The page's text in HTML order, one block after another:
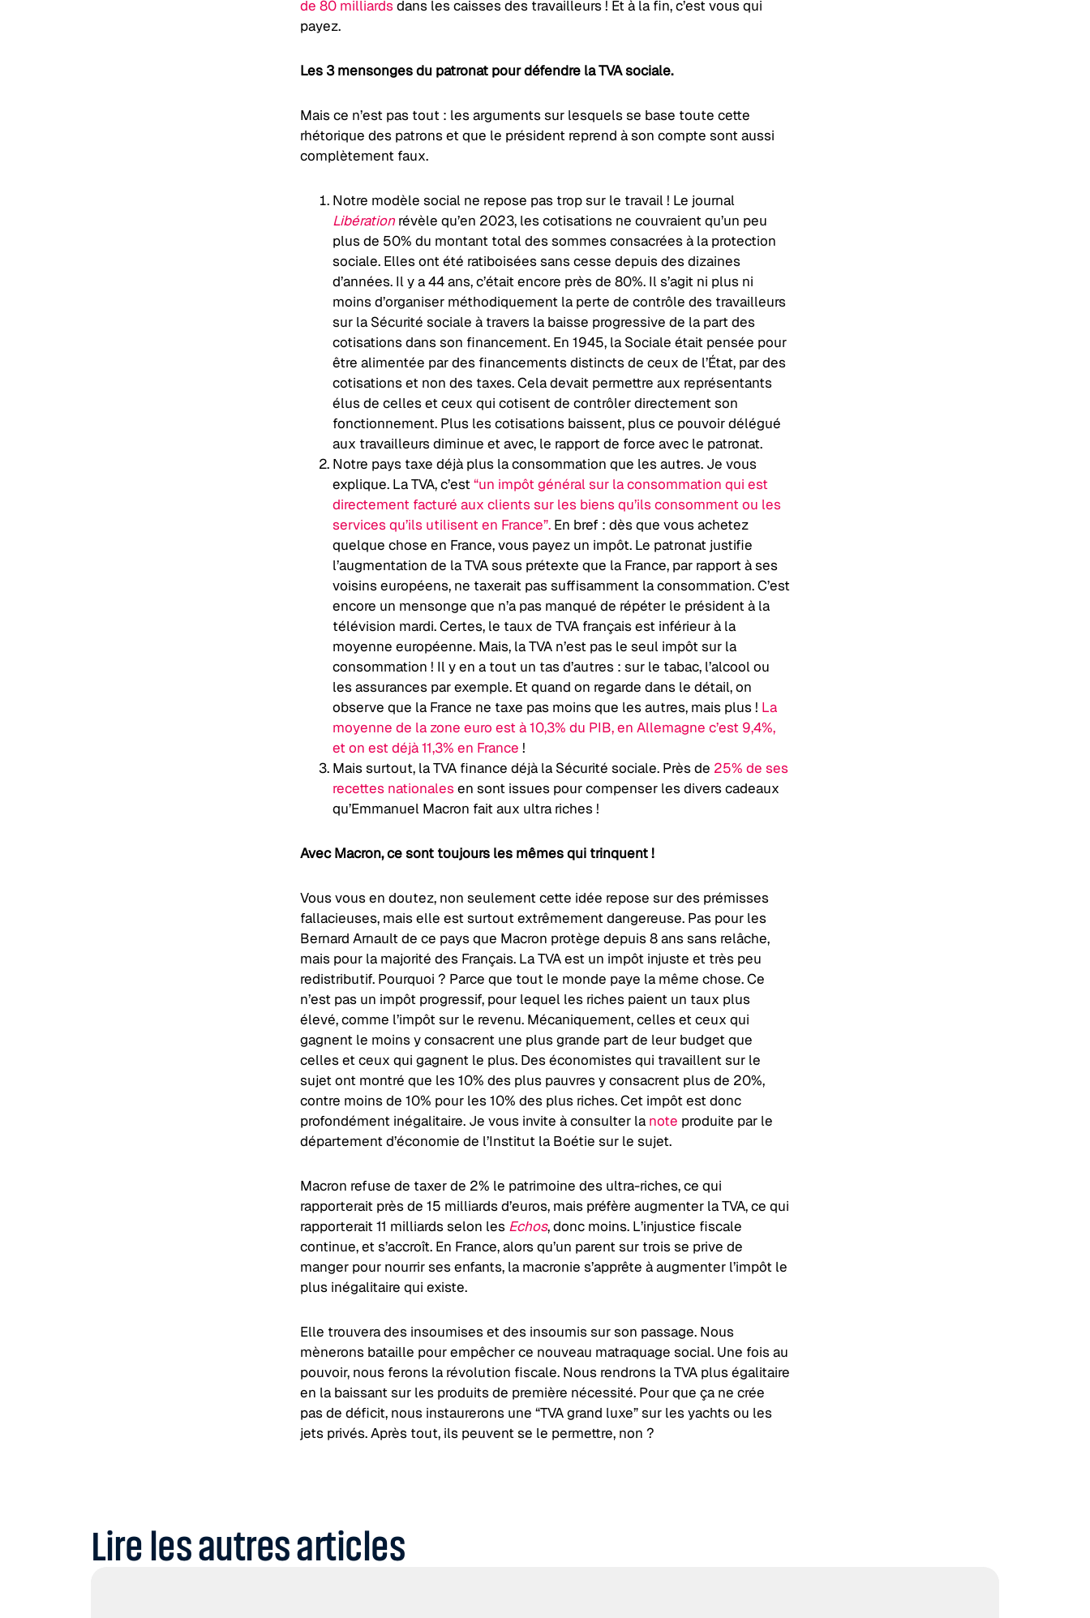
de 80 milliardsdans les caisses des travailleurs ! Et à la fin, c’est vous qui
payez.
Les 3 mensonges du patronat pour défendre la TVA sociale.
Mais ce n’est pas tout : les arguments sur lesquels se base toute cette
rhétorique des patrons et que le président reprend à son compte sont aussi
complètement faux.
Notre modèle social ne repose pas trop sur le travail ! Le journal
Libérationrévèle qu’en 2023, les cotisations ne couvraient qu’un peu
plus de 50% du montant total des sommes consacrées à la protection
sociale. Elles ont été ratiboisées sans cesse depuis des dizaines
d’années. Il y a 44 ans, c’était encore près de 80%. Il s’agit ni plus ni
moins d’organiser méthodiquement la perte de contrôle des travailleurs
sur la Sécurité sociale à travers la baisse progressive de la part des
cotisations dans son financement. En 1945, la Sociale était pensée pour
être alimentée par des financements distincts de ceux de l’État, par des
cotisations et non des taxes. Cela devait permettre aux représentants
élus de celles et ceux qui cotisent de contrôler directement son
fonctionnement. Plus les cotisations baissent, plus ce pouvoir délégué
aux travailleurs diminue et avec, le rapport de force avec le patronat.
Notre pays taxe déjà plus la consommation que les autres. Je vous
explique. La TVA, c’est“un impôt général sur la consommation qui est
directement facturé aux clients sur les biens qu’ils consomment ou les
services qu’ils utilisent en France”.En bref : dès que vous achetez
quelque chose en France, vous payez un impôt. Le patronat justifie
l’augmentation de la TVA sous prétexte que la France, par rapport à ses
voisins européens, ne taxerait pas suffisamment la consommation. C’est
encore un mensonge que n’a pas manqué de répéter le président à la
télévision mardi. Certes, le taux de TVA français est inférieur à la
moyenne européenne. Mais, la TVA n’est pas le seul impôt sur la
consommation ! Il y en a tout un tas d’autres : sur le tabac, l’alcool ou
les assurances par exemple. Et quand on regarde dans le détail, on
observe que la France ne taxe pas moins que les autres, mais plus ! La
moyenne de la zone euro est à 10,3% du PIB, en Allemagne c’est 9,4%,
et on est déjà 11,3% en France !
Mais surtout, la TVA finance déjà la Sécurité sociale. Près de 25% de ses
recettes nationalesen sont issues pour compenser les divers cadeaux
qu’Emmanuel Macron fait aux ultra riches !
Avec Macron, ce sont toujours les mêmes qui trinquent !
Vous vous en doutez, non seulement cette idée repose sur des prémisses
fallacieuses, mais elle est surtout extrêmement dangereuse. Pas pour les
Bernard Arnault de ce pays que Macron protège depuis 8 ans sans relâche,
mais pour la majorité des Français. La TVA est un impôt injuste et très peu
redistributif. Pourquoi ? Parce que tout le monde paye la même chose. Ce
n’est pas un impôt progressif, pour lequel les riches paient un taux plus
élevé, comme l’impôt sur le revenu. Mécaniquement, celles et ceux qui
gagnent le moins y consacrent une plus grande part de leur budget que
celles et ceux qui gagnent le plus. Des économistes qui travaillent sur le
sujet ont montré que les 10% des plus pauvres y consacrent plus de 20%,
contre moins de 10% pour les 10% des plus riches. Cet impôt est donc
profondément inégalitaire. Je vous invite à consulter la note produite par le
département d’économie de l’Institut la Boétie sur le sujet.
Macron refuse de taxer de 2% le patrimoine des ultra-riches, ce qui
rapporterait près de 15 milliards d’euros, mais préfère augmenter la TVA, ce qui
rapporterait 11 milliards selon les Echos, donc moins. L’injustice fiscale
continue, et s’accroît. En France, alors qu’un parent sur trois se prive de
manger pour nourrir ses enfants, la macronie s’apprête à augmenter l’impôt le
plus inégalitaire qui existe.
Elle trouvera des insoumises et des insoumis sur son passage. Nous
mènerons bataille pour empêcher ce nouveau matraquage social. Une fois au
pouvoir, nous ferons la révolution fiscale. Nous rendrons la TVA plus égalitaire
en la baissant sur les produits de première nécessité. Pour que ça ne crée
pas de déficit, nous instaurerons une “TVA grand luxe” sur les yachts ou les
jets privés. Après tout, ils peuvent se le permettre, non ?
Lire les autres articles